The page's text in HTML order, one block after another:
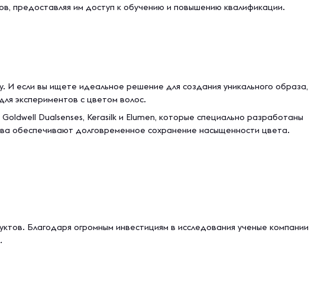
предоставляя им доступ к обучению и повышению квалификации.
если вы ищете идеальное решение для создания уникального образа,
экспериментов с цветом волос.
Dualsenses, Kerasilk и Elumen, которые специально разработаны
обеспечивают долговременное сохранение насыщенности цвета.
Благодаря огромным инвестициям в исследования ученые компании